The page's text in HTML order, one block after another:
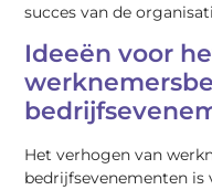
succes van de
Ideeën voor
Het verhogen van
bedrijfsevenementen is